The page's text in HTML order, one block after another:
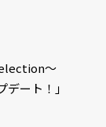
～
ート！」